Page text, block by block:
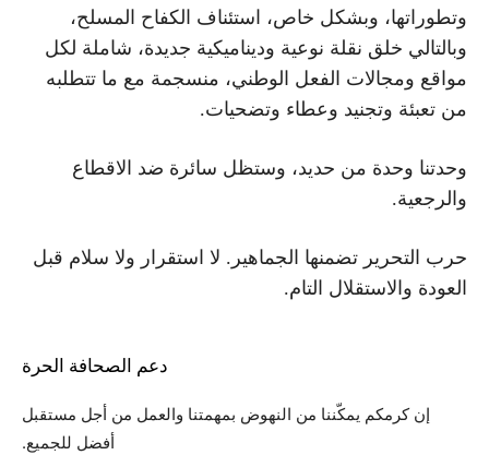
وتطوراتها، وبشكل خاص، استئناف الكفاح المسلح،
وبالتالي خلق نقلة نوعية وديناميكية جديدة، شاملة لكل
مواقع ومجالات الفعل الوطني، منسجمة مع ما تتطلبه
من تعبئة وتجنيد وعطاء وتضحيات.
وحدتنا وحدة من حديد، وستظل سائرة ضد الاقطاع
والرجعية.
حرب التحرير تضمنها الجماهير. لا استقرار ولا سلام قبل
العودة والاستقلال التام.
دعم الصحافة الحرة
إن كرمكم يمكّننا من النهوض بمهمتنا والعمل من أجل مستقبل
أفضل للجميع.